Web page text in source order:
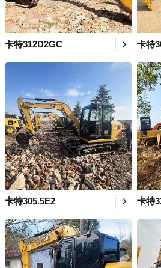
卡特312D2GC 卡特
卡特305.5E2 卡特